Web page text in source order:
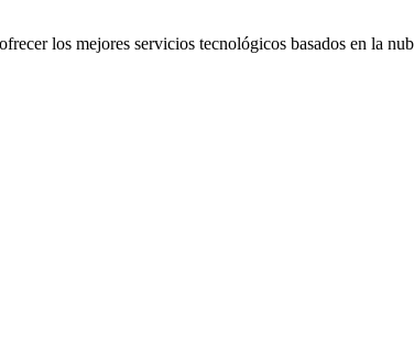
los mejores servicios tecnológicos basados en la